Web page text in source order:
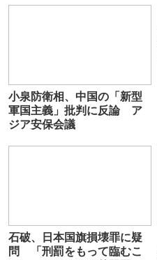
小泉防衛相、中国の「新型
軍国主義」批判に反論 ア
ジア安保会議
石破、日本国旗損壊罪に疑
問 「刑罰をもって臨むこ